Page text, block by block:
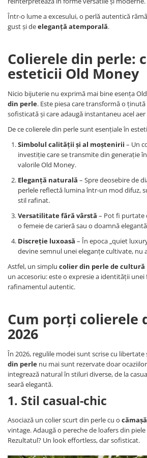
Într-o lume a excesului, o perlă autentică
gust și deeleganță atemporală.
Colierele din perle:
esteticii Old Money
Nicio bijuterie nu exprimă mai bine esența
din perle. Este piesa care transformă o
sofisticată și care adaugă instantaneu acel
De ce colierele din perle sunt esențiale în
Simbolul calității și al moștenirii – Un
investiție care se transmite din generație
valorile Old Money.
Eleganță naturală – Spre deosebire de
perlele reflectă lumina într-un mod difuz,
stil rafinat.
Versatilitate fără vârstă – Pot fi purtate
o femeie de carieră sau o doamnă
Discreție luxoasă – În epoca „quiet
devine semnul unei eleganțe cultivate, nu
Astfel, un simplu colier din perle de cultură
un accesoriu: este o expresie a identității unei
rafinamentul autentic.
Cum porți colierele
2026
În 2026, regulile modei sunt scrise cu
din perle nu mai sunt rezervate doar
integrează natural în stiluri diverse, de la
seară elegantă.
1. Stil casual-chic
Asociază un colier scurt din perle cu o
vintage. Adaugă o pereche de loafers din
Rezultatul? Un look effortless, dar sofisticat.